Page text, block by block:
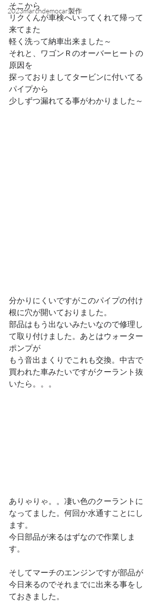
2023marchdemocar製作
そこから
リクくんが車検へいってくれて帰って
来てまた
軽く洗って納車出来ました～
それと、ワゴンＲのオーバーヒートの
原因を
探っておりましてタービンに付いてる
パイプから
少しずつ漏れてる事がわかりました～
分かりにくいですがこのパイプの付け
根に穴が開いておりました。
部品はもう出ないみたいなので修理し
て取り付けました。あとはウォーター
ポンプが
もう音出まくりでこれも交換。中古で
買われた車みたいですがクーラント抜
いたら。。。
ありゃりゃ。。凄い色のクーラントに
なってました。何回か水通すことにし
ます。
今日部品が来るはずなので作業しま
す。
そしてマーチのエンジンですが部品が
今日来るのでそれまでに出来る事をし
ておきました。